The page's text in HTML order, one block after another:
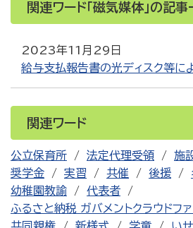
関連ワード「磁気媒体」の記事
2023年11月29日
給与支払報告書の光ディスク等に
関連ワード
公立保育所 法定代理受領
施
奨学金
実習 共催 後援
幼稚園教諭
代表者
ふるさと納税 ガバメントクラウドフ